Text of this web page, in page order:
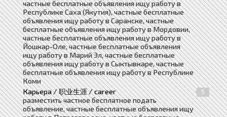
частные бесплатные объявления ищу работу в
Республике Саха (Якутия), частные бесплатные
объявления ищу работу в Саранске, частные
бесплатные объявления ищу работу в Мордовии,
частные бесплатные объявления ищу работу в
Йошкар-Оле, частные бесплатные объявления
ищу работу в Марий Эл, частные бесплатные
объявления ищу работу в Сыктывкаре, частные
бесплатные объявления ищу работу в Республике
Коми
Карьера / 职业生涯 / career
5
разместить частное бесплатное подать
объявление, частные бесплатные объявления ищу